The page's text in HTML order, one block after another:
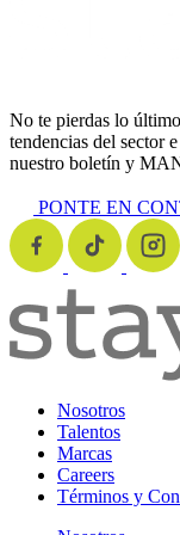
No te pierdas lo
tendencias del sector
nuestro boletín y
PONTE EN
Nosotros
Talentos
Marcas
Careers
Términos y